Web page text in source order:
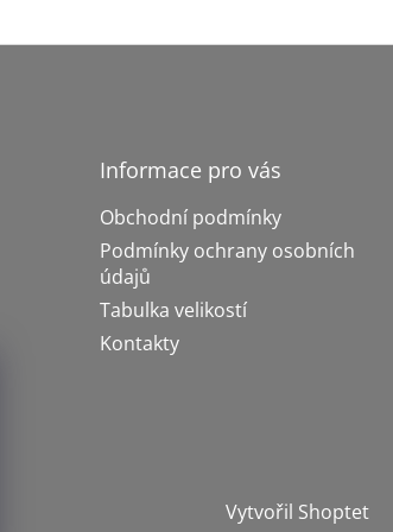
Informace pro vás
Obchodní podmínky
Podmínky ochrany osobních
údajů
Tabulka velikostí
Kontakty
Vytvořil Shoptet